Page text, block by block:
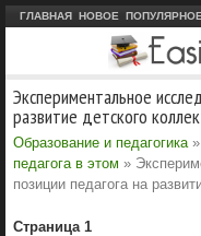
ГЛАВНАЯ НОВОЕ ПОПУЛЯРНОЕ
Экспериментальное
развитие детского
Образование и педагогика »
педагога в этом »
позиции педагога на
Страница 1